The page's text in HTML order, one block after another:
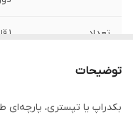
تعداد 1 قلم
توضیحات
بکدراپ یا تپستری، پارچه‌ای